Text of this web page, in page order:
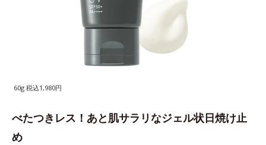
60g 税込1,980円
べたつきレス！あと肌サラリなジェル状日焼け止
め